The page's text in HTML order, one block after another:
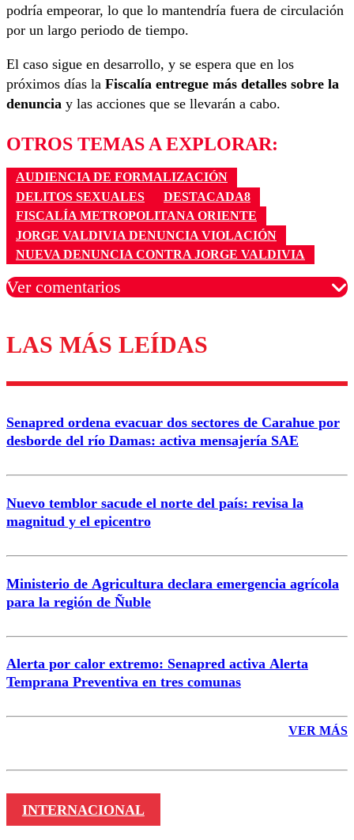
podría empeorar, lo que lo mantendría fuera de circulación
por un largo periodo de tiempo.
El caso sigue en desarrollo, y se espera que en los
próximos días la Fiscalía entregue más detalles sobre la
denuncia y las acciones que se llevarán a cabo.
OTROS TEMAS A EXPLORAR:
AUDIENCIA DE FORMALIZACIÓN
DELITOS SEXUALES
DESTACADA8
FISCALÍA METROPOLITANA ORIENTE
JORGE VALDIVIA DENUNCIA VIOLACIÓN
NUEVA DENUNCIA CONTRA JORGE VALDIVIA
Ver comentarios
Los comentarios son moderados para garantizar un
diálogo respetuoso.
Correo
LAS MÁS LEÍDAS
Senapred ordena evacuar dos sectores de Carahue por
desborde del río Damas: activa mensajería SAE
Nuevo temblor sacude el norte del país: revisa la
magnitud y el epicentro
Ministerio de Agricultura declara emergencia agrícola
para la región de Ñuble
Alerta por calor extremo: Senapred activa Alerta
Temprana Preventiva en tres comunas
VER MÁS
INTERNACIONAL